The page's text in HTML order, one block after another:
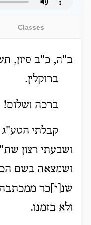
Classes
ב"ה, כ"ב סיון,
ברוקלין.
ברכה ושלום!
קבלתי
ושבעתי רצון
ושמצאה בשם
שנ[י]כר ממכתבה
ולא בזמנו.